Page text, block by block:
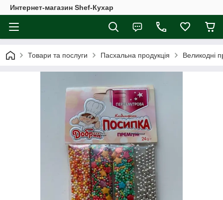
Интернет-магазин Shef-Кухар
Товари та послуги Пасхальна продукція Великодні